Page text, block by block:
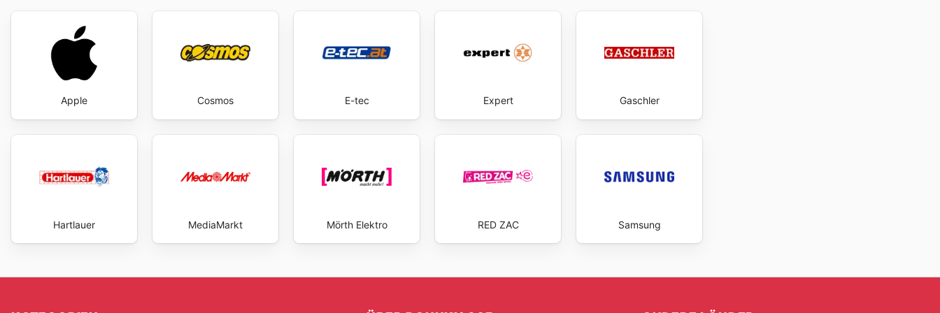
Apple Cosmos E-tec Expert Gaschler
Hartlauer MediaMarkt Mörth Elektro RED ZAC Samsung